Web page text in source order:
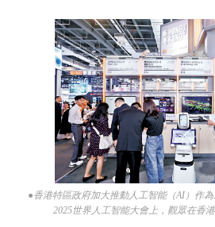
●香港特區政府加大推動人工智能（AI）作
2025世界人工智能大會上，觀眾在香